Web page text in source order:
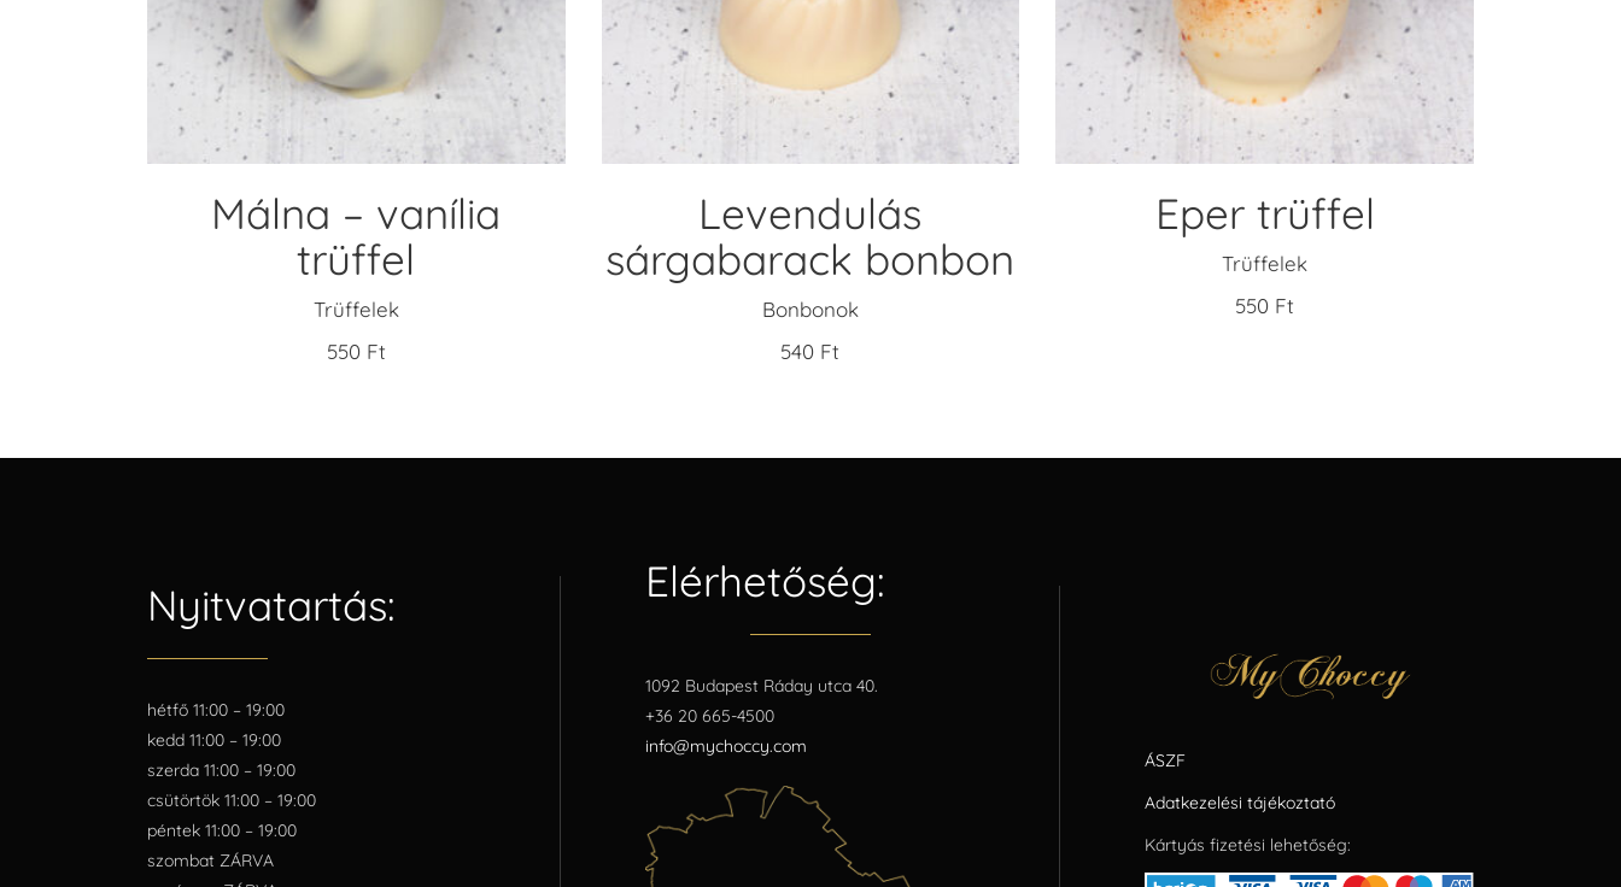
KOSÁRBA TESZEM
Málna – vanília
trüffel
Trüffelek
550 Ft
Levendulás
sárgabarack bonbon
Bonbonok
540 Ft
KOSÁRBA TESZEM
Eper trüffel
Trüffelek
550 Ft
Nyitvatartás:
hétfő 11:00 – 19:00
kedd 11:00 – 19:00
szerda 11:00 – 19:00
csütörtök 11:00 – 19:00
péntek 11:00 – 19:00
szombat ZÁRVA
Elérhetőség:
1092 Budapest Ráday utca 40.
+36 20 665-4500
info@mychoccy.com
ÁSZF
Adatkezelési tájékoztató
Kártyás fizetési lehetőség: